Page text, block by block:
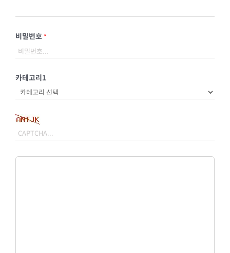
비밀번호 *
카테고리1